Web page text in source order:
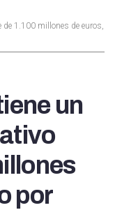
de 1.100 millones de euros,
un
por